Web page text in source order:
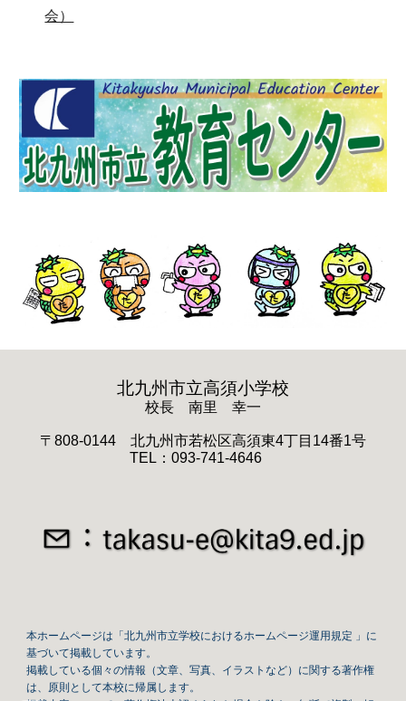
会）
北九州市立高須小学校
校長 南里 幸一
〒808-0144 北九州市若松区高須東4丁目14番1号
TEL：093-741-4646
本ホームページは「北九州市立学校におけるホームページ運用規定 」に
基づいて掲載しています。
掲載している個々の情報（文章、写真、イラストなど）に関する著作権
は、原則として本校に帰属します。